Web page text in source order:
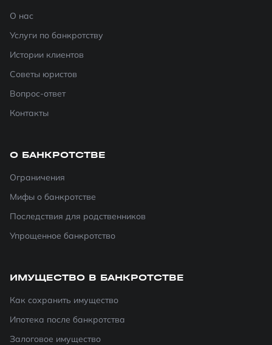
О нас
Услуги по банкротству
Истории клиентов
Советы юристов
Вопрос-ответ
Контакты
О БАНКРОТСТВЕ
Ограничения
Мифы о банкротстве
Последствия для родственников
Упрощенное банкротство
ИМУЩЕСТВО В БАНКРОТСТВЕ
Как сохранить имущество
Ипотека после банкротства
Залоговое имущество